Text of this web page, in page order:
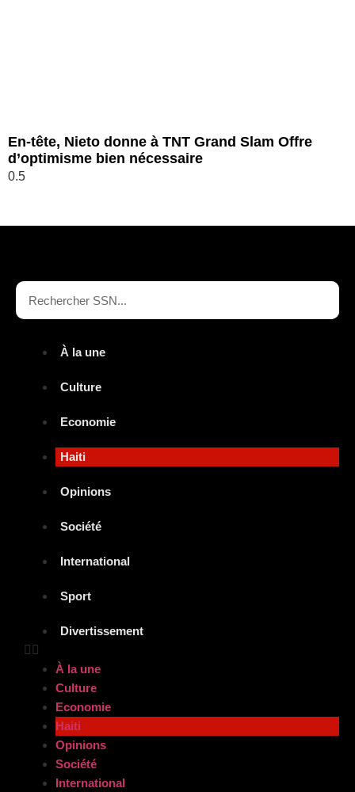
En-tête, Nieto donne à TNT Grand Slam Offre
d’optimisme bien nécessaire
À la une
Culture
Economie
Haiti
Opinions
Société
International
Sport
Divertissement
À la une
Culture
Economie
Haiti
Opinions
Société
International